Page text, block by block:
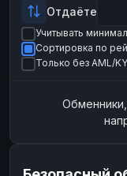
ЮMoney
Binance
Отдаёте
Учитывать
Сортировка по
Только без AML/